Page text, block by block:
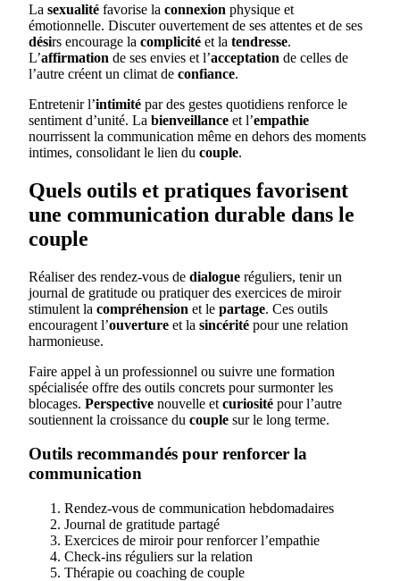
La sexualité favorise la connexion physique et
émotionnelle. Discuter ouvertement de ses attentes et de ses
désirs encourage la complicité et la tendresse.
L’affirmation de ses envies et l’acceptation de celles de
l’autre créent un climat de confiance.
Entretenir l’intimité par des gestes quotidiens renforce le
sentiment d’unité. La bienveillance et l’empathie
nourrissent la communication même en dehors des moments
intimes, consolidant le lien du couple.
Quels outils et pratiques favorisent
une communication durable dans le
couple
Réaliser des rendez-vous de dialogue réguliers, tenir un
journal de gratitude ou pratiquer des exercices de miroir
stimulent la compréhension et le partage. Ces outils
encouragent l’ouverture et la sincérité pour une relation
harmonieuse.
Faire appel à un professionnel ou suivre une formation
spécialisée offre des outils concrets pour surmonter les
blocages. Perspective nouvelle et curiosité pour l’autre
soutiennent la croissance du couple sur le long terme.
Outils recommandés pour renforcer la
communication
Rendez-vous de communication hebdomadaires
Journal de gratitude partagé
Exercices de miroir pour renforcer l’empathie
Check-ins réguliers sur la relation
Thérapie ou coaching de couple